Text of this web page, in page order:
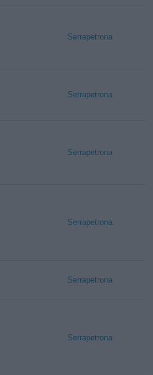
Serrapetrona
Serrapetrona
Serrapetrona
Serrapetrona
Serrapetrona
Serrapetrona